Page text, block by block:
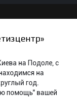
на Подоле, с
на
год.
помощь" вашей